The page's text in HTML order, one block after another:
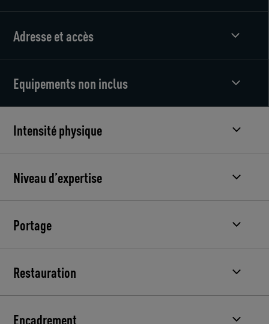
Adresse et accès
Equipements non inclus
Intensité physique
Niveau d’expertise
Portage
Restauration
Encadrement